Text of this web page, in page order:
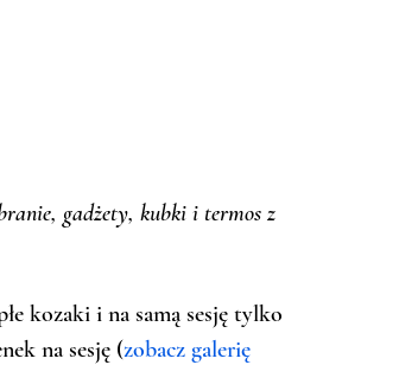
gadżety, kubki i termos z
kozaki i na samą sesję tylko
na sesję (zobacz galerię